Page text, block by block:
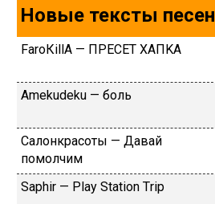
Новые тексты песен
FаrоКillА — ПPECET XAПKA
Аmеkudеku — бoль
Caлoнкpacoты — Дaвaй
пoмoлчим
Sарhir — Рlаy Stаtiоn Тriр